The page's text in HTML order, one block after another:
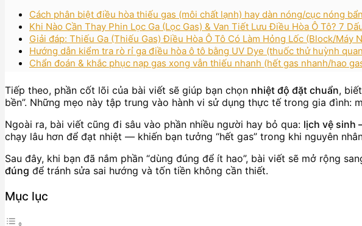
Cách phân biệt điều hòa thiếu gas (môi chất lạnh) hay dàn nóng/cục nóng
Khi Nào Cần Thay Phin Lọc Ga (Lọc Gas) & Van Tiết Lưu Điều Hòa Ô Tô? 7
Giải đáp: Thiếu Ga (Thiếu Gas) Điều Hòa Ô Tô Có Làm Hỏng Lốc (Block/Máy
Hướng dẫn kiểm tra rò rỉ ga điều hòa ô tô bằng UV Dye (thuốc thử huỳnh
Chẩn đoán & khắc phục nạp gas xong vẫn thiếu nhanh (hết gas nhanh/hao
Tiếp theo, phần cốt lõi của bài viết sẽ giúp bạn chọn nhiệt độ đặt chuẩn,
bền”. Những mẹo này tập trung vào hành vi sử dụng thực tế trong gia đình:
Ngoài ra, bài viết cũng đi sâu vào phần nhiều người hay bỏ qua: lịch vệ sinh
chạy lâu hơn để đạt nhiệt — khiến bạn tưởng “hết gas” trong khi nguyên
Sau đây, khi bạn đã nắm phần “dùng đúng để ít hao”, bài viết sẽ mở rộng
đúng để tránh sửa sai hướng và tốn tiền không cần thiết.
Mục lục